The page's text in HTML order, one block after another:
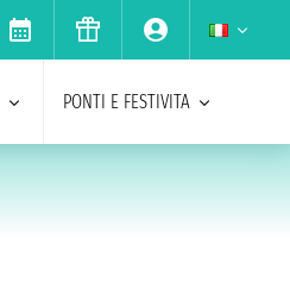
PONTI E FESTIVITA